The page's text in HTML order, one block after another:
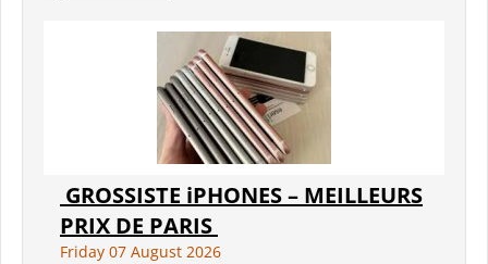
GROSSISTE iPHONES – MEILLEURS
PRIX DE PARIS
Friday 07 August 2026